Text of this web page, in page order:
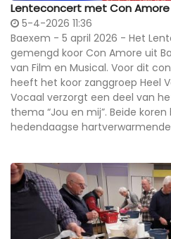
Lenteconcert met Con
5-4-2026 11:36
Baexem - 5 april 2026 - Het
gemengd koor Con Amore uit
van Film en Musical. Voor dit
heeft het koor zanggroep Heel
Vocaal verzorgt een deel van
thema “Jou en mij”. Beide
hedendaagse